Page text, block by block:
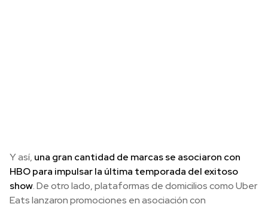
Y así, una gran cantidad de marcas se asociaron con
HBO para impulsar la última temporada del exitoso
show. De otro lado, plataformas de domicilios como Uber
Eats lanzaron promociones en asociación con